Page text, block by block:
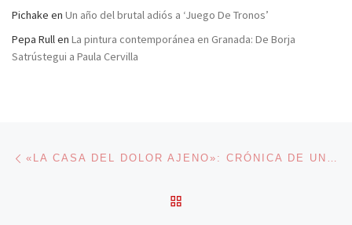
Pichake en Un año del brutal adiós a ‘Juego De Tronos’
Pepa Rullen La pintura contemporánea en Granada: De Borja
Satrústegui a Paula Cervilla
Navegación de entradas «LA CASA DEL DOLOR AJENO»: CRÓNICA DE UN PEQUEÑO GENOCIDIO